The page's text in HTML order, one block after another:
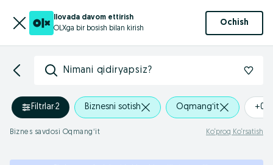
Ilovada davom ettirish
OLXga bir bosish bilan kirish
Ochish
Nimani qidiryapsiz?
Filtrlar·2 Biznesni sotish Oqmangʻit +0
Biznes savdosi Oqmangʻit Ko‘proq Ko‘rsatish